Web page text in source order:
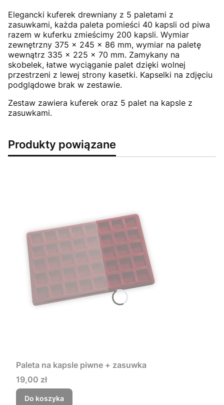
Elegancki kuferek drewniany z 5 paletami z
zasuwkami, każda paleta pomieści 40 kapsli od piwa
razem w kuferku zmieścimy 200 kapsli. Wymiar
zewnętrzny 375 x 245 x 86 mm, wymiar na paletę
wewnątrz 335 x 225 x 70 mm. Zamykany na
skobelek, łatwe wyciąganie palet dzięki wolnej
przestrzeni z lewej strony kasetki. Kapselki na zdjęciu
podglądowe brak w zestawie.
Zestaw zawiera kuferek oraz 5 palet na kapsle z
zasuwkami.
Produkty powiązane
Paleta na kapsle piwne + zasuwka
Cena
19,00 zł
Do koszyka